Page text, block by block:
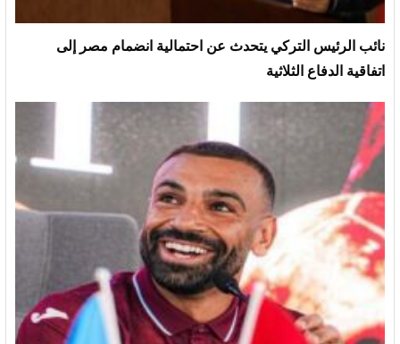
نائب الرئيس التركي يتحدث عن احتمالية انضمام مصر إلى
اتفاقية الدفاع الثلاثية